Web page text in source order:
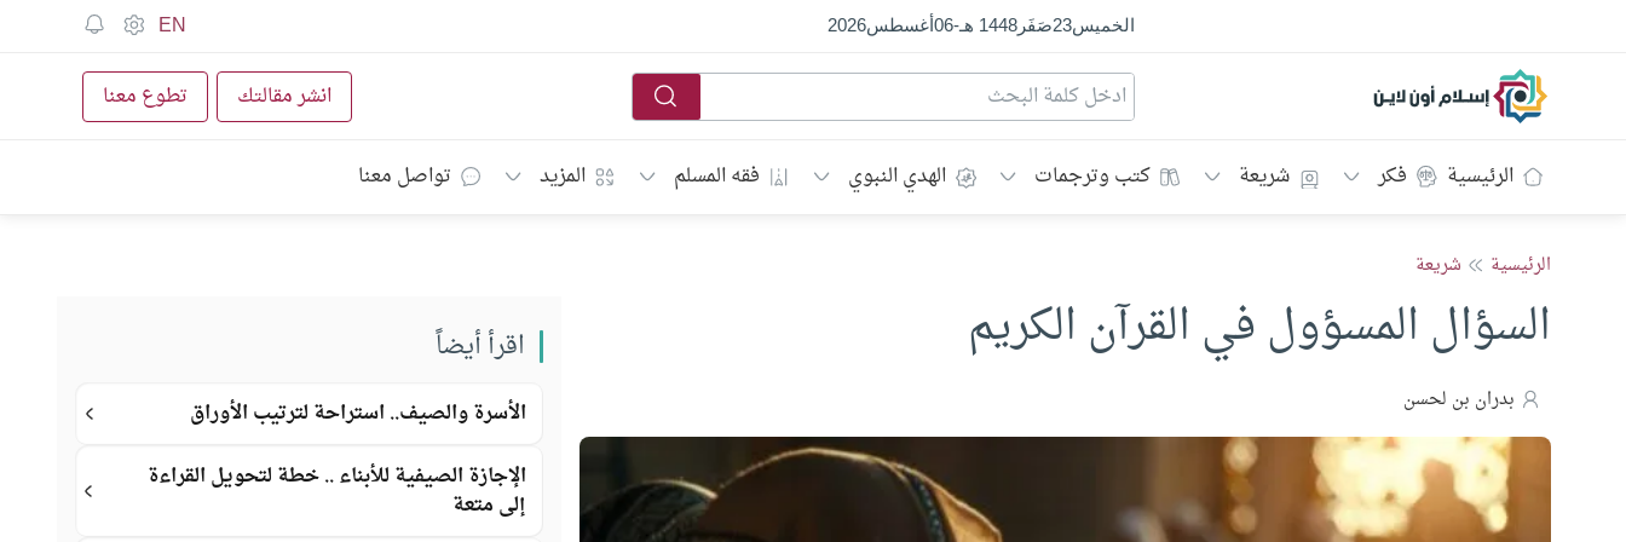
الخميس23صَفَر1448 هـ -
06أغسطس2026
EN
إسلام أون لاين انشر مقالتك تطوع معنا
الرئيسية فكر شريعة كتب وترجمات الهدي النبوي فقه المسلم المزيد تواصل معنا
الرئيسية شريعة
السؤال المسؤول في القرآن الكريم
بدران بن لحسن
اقرأ أيضاً
الأسرة والصيف.. استراحة لترتيب الأوراق
الإجازة الصيفية للأبناء .. خطة لتحويل القراءة
إلى متعة